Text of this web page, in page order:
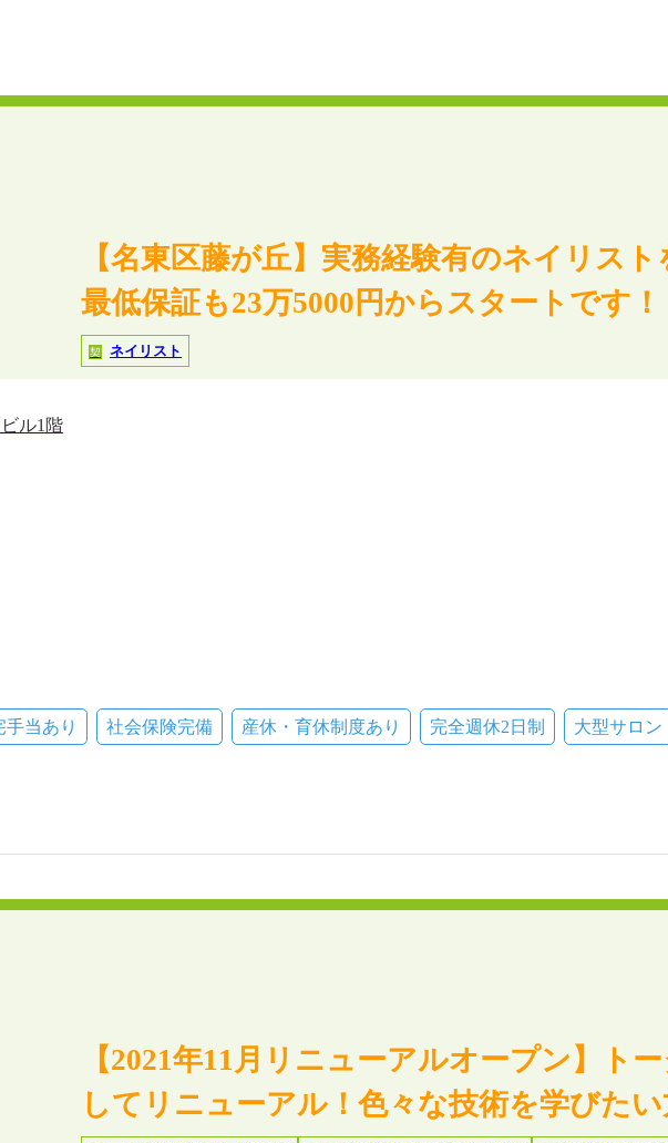
【名東区藤が丘】実務経験有のネイリスト
最低保証も23万5000円からスタートです！
契 ネイリスト
ル1階
手当あり 社会保険完備 産休・育休制度あり 完全週休2日制 大型サロン
【2021年11月リニューアルオープン】ト
してリニューアル！色々な技術を学びたい